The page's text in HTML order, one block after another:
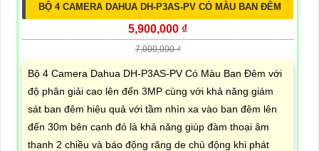
BỘ 4 CAMERA DAHUA DH-P3AS-PV CÓ MÀU BAN ĐÊM
5,900,000 ₫
7,000,000 ₫
Bộ 4 Camera Dahua DH-P3AS-PV Có Màu Ban Đêm với
độ phân giải cao lên đến 3MP cùng với khả năng giám
sát ban đêm hiệu quả với tầm nhìn xa vào ban đêm lên
đến 30m bên cạnh đó là khả năng giúp đàm thoại âm
thanh 2 chiều và báo động răng de chủ động khi phát